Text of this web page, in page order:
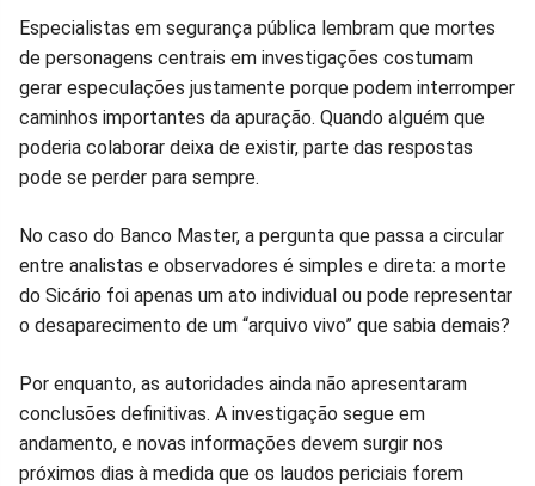
Especialistas em segurança pública lembram que mortes
de personagens centrais em investigações costumam
gerar especulações justamente porque podem interromper
caminhos importantes da apuração. Quando alguém que
poderia colaborar deixa de existir, parte das respostas
pode se perder para sempre.
No caso do Banco Master, a pergunta que passa a circular
entre analistas e observadores é simples e direta: a morte
do Sicário foi apenas um ato individual ou pode representar
o desaparecimento de um “arquivo vivo” que sabia demais?
Por enquanto, as autoridades ainda não apresentaram
conclusões definitivas. A investigação segue em
andamento, e novas informações devem surgir nos
próximos dias à medida que os laudos periciais forem